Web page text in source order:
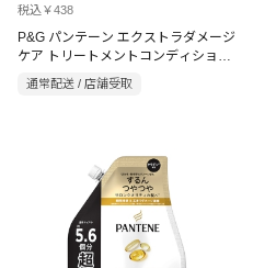
税込￥438
P&G パンテーン エクストラダメージ
ケア トリートメントコンディショナ
ー 詰替用 300g
通常配送 / 店舗受取